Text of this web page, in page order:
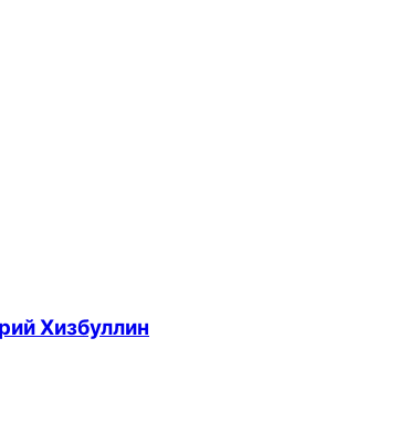
Хизбуллин